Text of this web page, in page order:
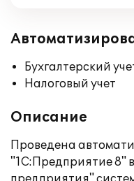
Бухгалтерский
Налоговый учет
Описание
Проведена
"1С:Предприятие 8"